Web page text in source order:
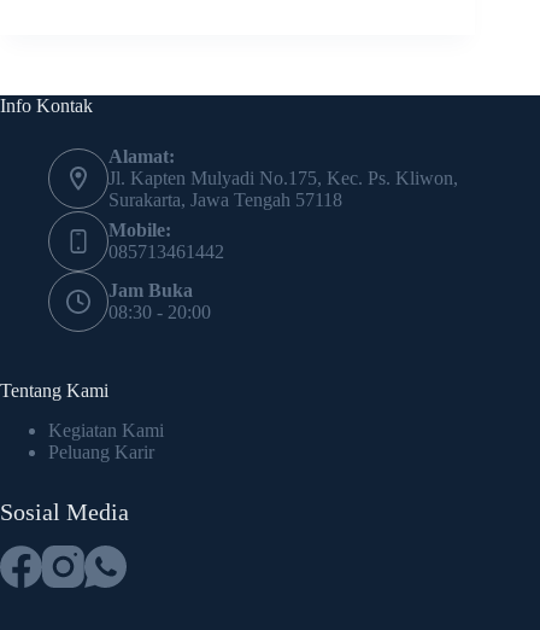
Info Kontak
Alamat:
Jl. Kapten Mulyadi No.175, Kec. Ps. Kliwon,
Surakarta, Jawa Tengah 57118
Mobile:
085713461442
Jam Buka
08:30 - 20:00
Tentang Kami
Kegiatan Kami
Peluang Karir
Sosial Media